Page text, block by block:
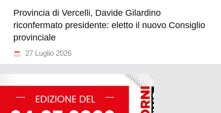
Provincia di Vercelli, Davide Gilardino
riconfermato presidente: eletto il nuovo Consiglio
provinciale
27 Luglio 2026